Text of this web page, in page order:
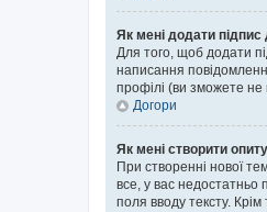
Як мені додати
Для того, щоб додати
написання
профілі (ви зможете не
Догори
Як мені створити
При створенні нової
все, у вас недостатньо
поля вводу тексту. Крім